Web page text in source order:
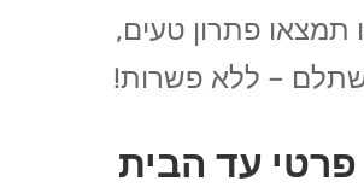
תמצאו פתרון טעים,
– ללא פשרות!
עד הבית